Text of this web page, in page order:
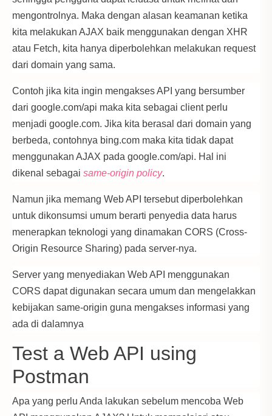
mengontrolnya. Maka dengan alasan keamanan ketika
kita melakukan AJAX baik menggunakan dengan XHR
atau Fetch, kita hanya diperbolehkan melakukan request
dari domain yang sama.
Contoh jika kita ingin mengakses API yang bersumber
dari google.com/api maka kita sebagai client perlu
menjadi google.com. Jika kita berasal dari domain yang
berbeda, contohnya bing.com maka kita tidak dapat
menggunakan AJAX pada google.com/api. Hal ini
dikenal sebagai same-origin policy.
Namun jika memang Web API tersebut diperbolehkan
untuk dikonsumsi umum berarti penyedia data harus
menerapkan teknologi yang dinamakan CORS (Cross-
Origin Resource Sharing) pada server-nya.
Server yang menyediakan Web API menggunakan
CORS dapat digunakan secara umum dan mengelakkan
kebijakan same-origin guna mengakses informasi yang
ada di dalamnya
Test a Web API using
Postman
Apa yang perlu Anda lakukan sebelum mencoba Web